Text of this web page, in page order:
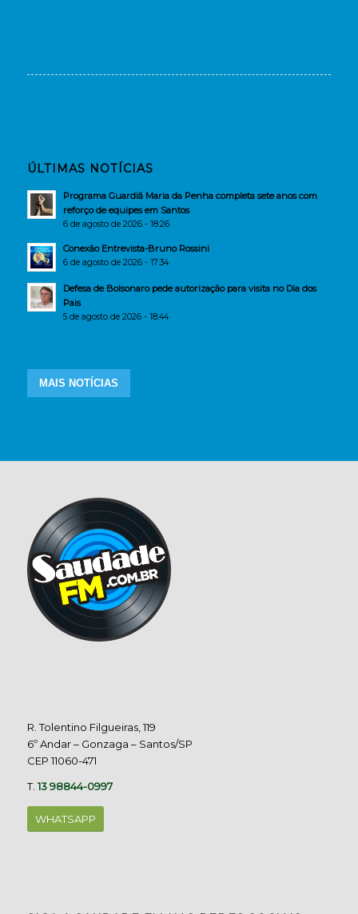
ÚLTIMAS NOTÍCIAS
Programa Guardiã Maria da Penha completa sete anos com
reforço de equipes em Santos
6 de agosto de 2026 - 18:26
Conexão Entrevista-Bruno Rossini
6 de agosto de 2026 - 17:34
Defesa de Bolsonaro pede autorização para visita no Dia dos
Pais
5 de agosto de 2026 - 18:44
MAIS NOTÍCIAS
R. Tolentino Filgueiras, 119
6º Andar – Gonzaga – Santos/SP
CEP 11060-471
T.13 98844-0997
WHATSAPP